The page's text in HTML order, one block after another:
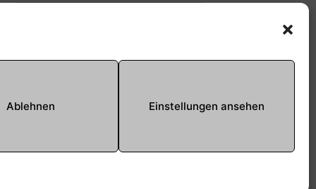
Ablehnen Einstellungen ansehen
E-Mail: